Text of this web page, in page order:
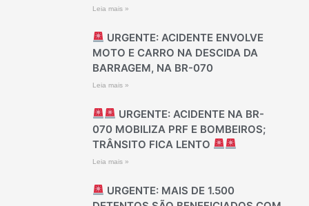
Leia mais »
URGENTE: ACIDENTE ENVOLVE
MOTO E CARRO NA DESCIDA DA
BARRAGEM, NA BR-070
Leia mais »
URGENTE: ACIDENTE NA BR-
070 MOBILIZA PRF E BOMBEIROS;
TRÂNSITO FICA LENTO
Leia mais »
URGENTE: MAIS DE 1.500